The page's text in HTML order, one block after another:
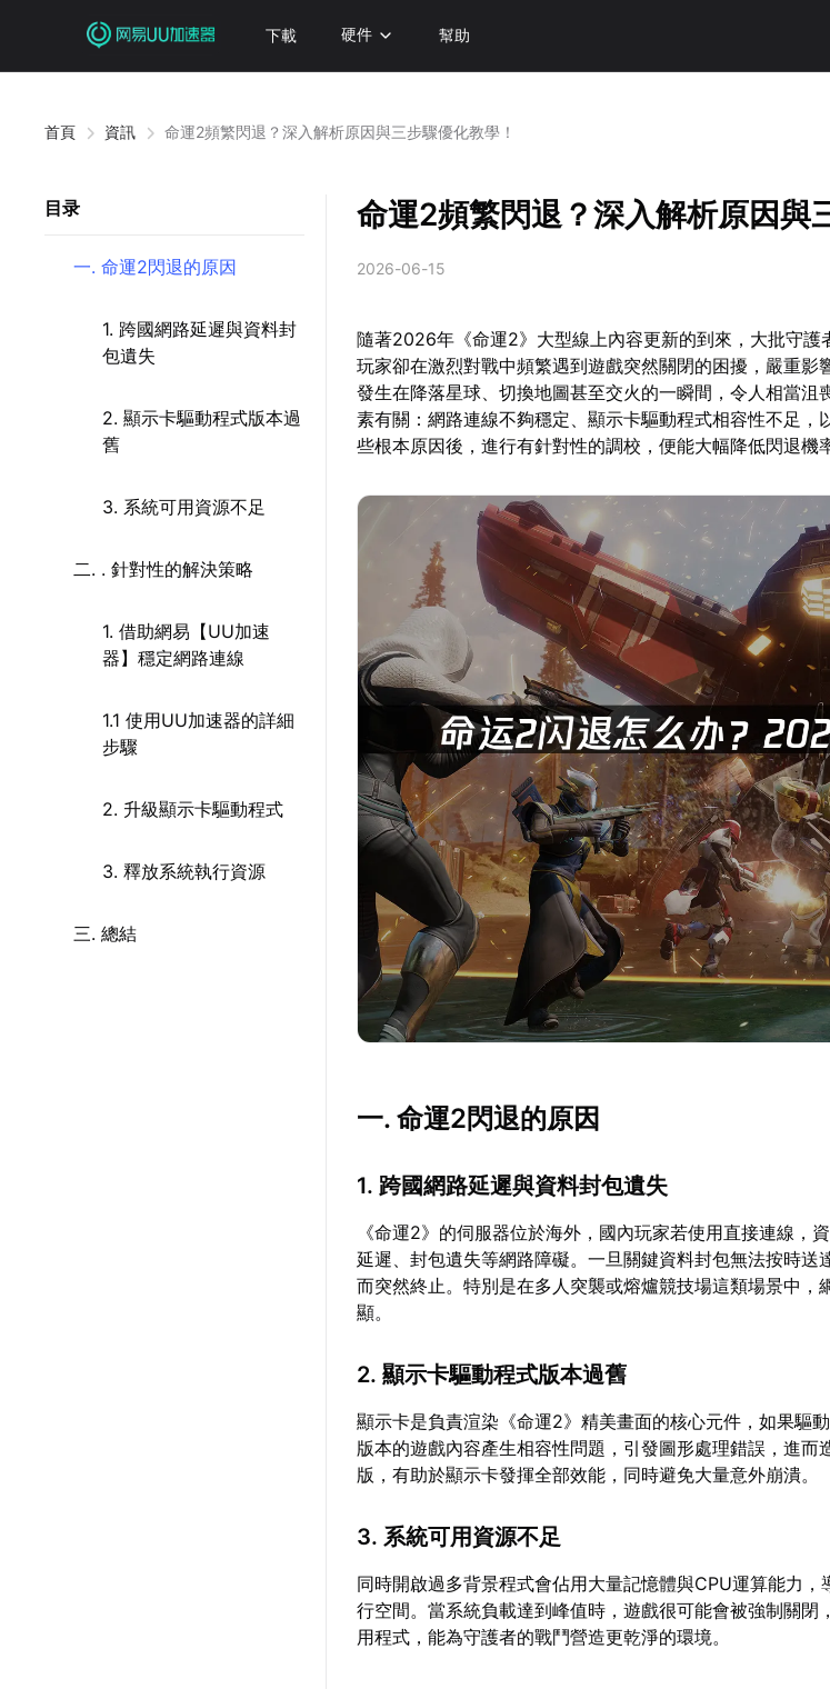
下載 硬件 幫助
首頁 資訊 命運2頻繁閃退？深入解析原因與三步驟優化教學！
目录
一. 命運2閃退的原因
1. 跨國網路延遲與資料封
包遺失
2. 顯示卡驅動程式版本過
舊
3. 系統可用資源不足
二. . 針對性的解決策略
1. 借助網易【UU加速
器】穩定網路連線
1.1 使用UU加速器的詳細
步驟
2. 升級顯示卡驅動程式
3. 釋放系統執行資源
三. 總結
命運2頻繁閃退？深入解析原因與
2026-06-15
隨著2026年《命運2》大型線上內容更新的到來，大批守護
玩家卻在激烈對戰中頻繁遇到遊戲突然關閉的困擾，嚴重影
發生在降落星球、切換地圖甚至交火的一瞬間，令人相當沮
素有關：網路連線不夠穩定、顯示卡驅動程式相容性不足，
些根本原因後，進行有針對性的調校，便能大幅降低閃退機
一. 命運2閃退的原因
1. 跨國網路延遲與資料封包遺失
《命運2》的伺服器位於海外，國內玩家若使用直接連線，
延遲、封包遺失等網路障礙。一旦關鍵資料封包無法按時送
而突然終止。特別是在多人突襲或熔爐競技場這類場景中，
顯。
2. 顯示卡驅動程式版本過舊
顯示卡是負責渲染《命運2》精美畫面的核心元件，如果驅
版本的遊戲內容產生相容性問題，引發圖形處理錯誤，進而
版，有助於顯示卡發揮全部效能，同時避免大量意外崩潰。
3. 系統可用資源不足
同時開啟過多背景程式會佔用大量記憶體與CPU運算能力
行空間。當系統負載達到峰值時，遊戲很可能會被強制關閉
用程式，能為守護者的戰鬥營造更乾淨的環境。